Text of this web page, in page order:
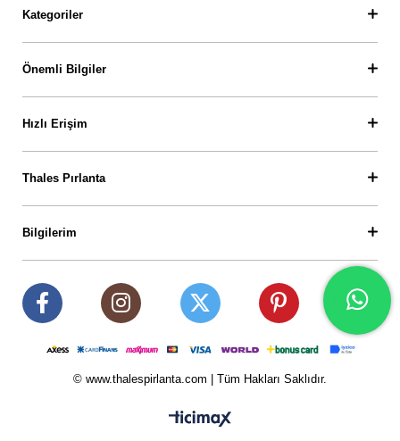
Kategoriler
Önemli Bilgiler
Hızlı Erişim
Thales Pırlanta
Bilgilerim
© www.thalespirlanta.com | Tüm Hakları Saklıdır.